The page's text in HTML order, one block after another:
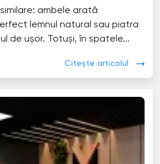
ambele arată
lemnul natural sau piatra
de ușor. Totuși, în spatele...
Citește articolul